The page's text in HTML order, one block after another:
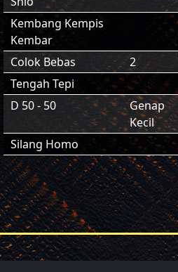
Kembang Kempis
Kembar
Colok Bebas 2
Tengah Tepi
D 50 - 50
Genap
Kecil
Silang Homo